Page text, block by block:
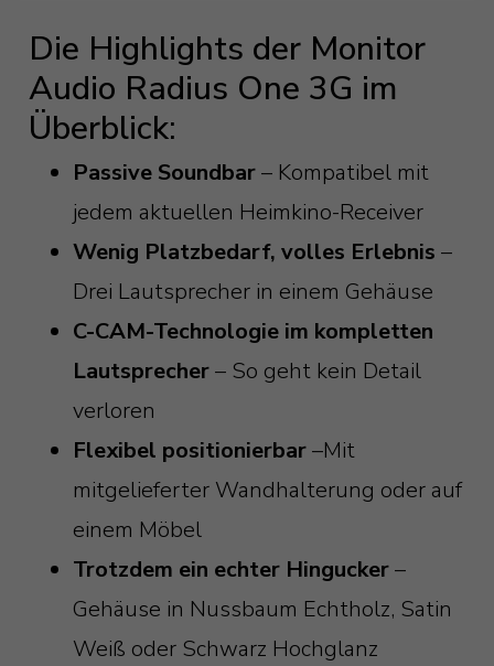
Die Highlights der Monitor
Audio Radius One 3G im
Überblick:
Passive Soundbar– Kompatibel mit
jedem aktuellen Heimkino-Receiver
Wenig Platzbedarf, volles Erlebnis –
Drei Lautsprecher in einem Gehäuse
C-CAM-Technologie im kompletten
Lautsprecher– So geht kein Detail
verloren
Flexibel positionierbar–Mit
mitgelieferter Wandhalterung oder auf
einem Möbel
Trotzdem ein echter Hingucker–
Gehäuse in Nussbaum Echtholz, Satin
Weiß oder Schwarz Hochglanz